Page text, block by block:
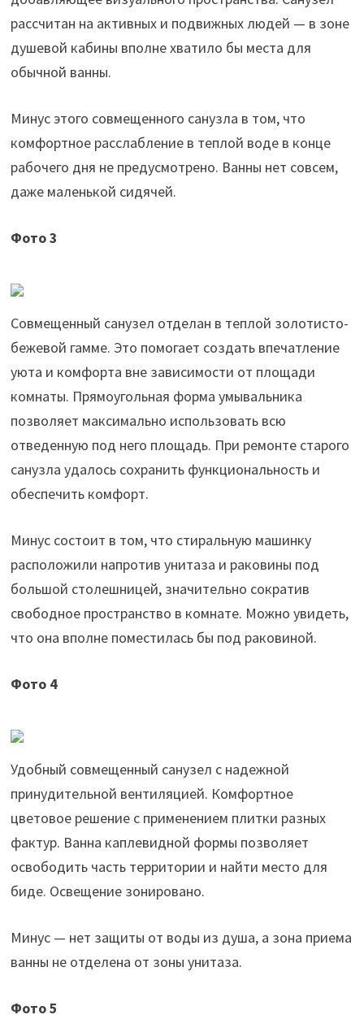
рассчитан на активных и подвижных людей — в зоне
душевой кабины вполне хватило бы места для
обычной ванны.
Минус этого совмещенного санузла в том, что
комфортное расслабление в теплой воде в конце
рабочего дня не предусмотрено. Ванны нет совсем,
даже маленькой сидячей.
Фото 3
Совмещенный санузел отделан в теплой золотисто-
бежевой гамме. Это помогает создать впечатление
уюта и комфорта вне зависимости от площади
комнаты. Прямоугольная форма умывальника
позволяет максимально использовать всю
отведенную под него площадь. При ремонте старого
санузла удалось сохранить функциональность и
обеспечить комфорт.
Минус состоит в том, что стиральную машинку
расположили напротив унитаза и раковины под
большой столешницей, значительно сократив
свободное пространство в комнате. Можно увидеть,
что она вполне поместилась бы под раковиной.
Фото 4
Удобный совмещенный санузел с надежной
принудительной вентиляцией. Комфортное
цветовое решение с применением плитки разных
фактур. Ванна каплевидной формы позволяет
освободить часть территории и найти место для
биде. Освещение зонировано.
Минус — нет защиты от воды из душа, а зона приема
ванны не отделена от зоны унитаза.
Фото 5